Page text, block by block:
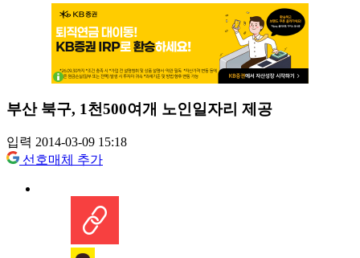
부산 북구, 1천500여개 노인일자리 제공
입력 2014-03-09 15:18
선호매체 추가